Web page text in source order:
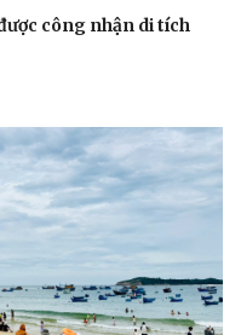
công nhận di tích